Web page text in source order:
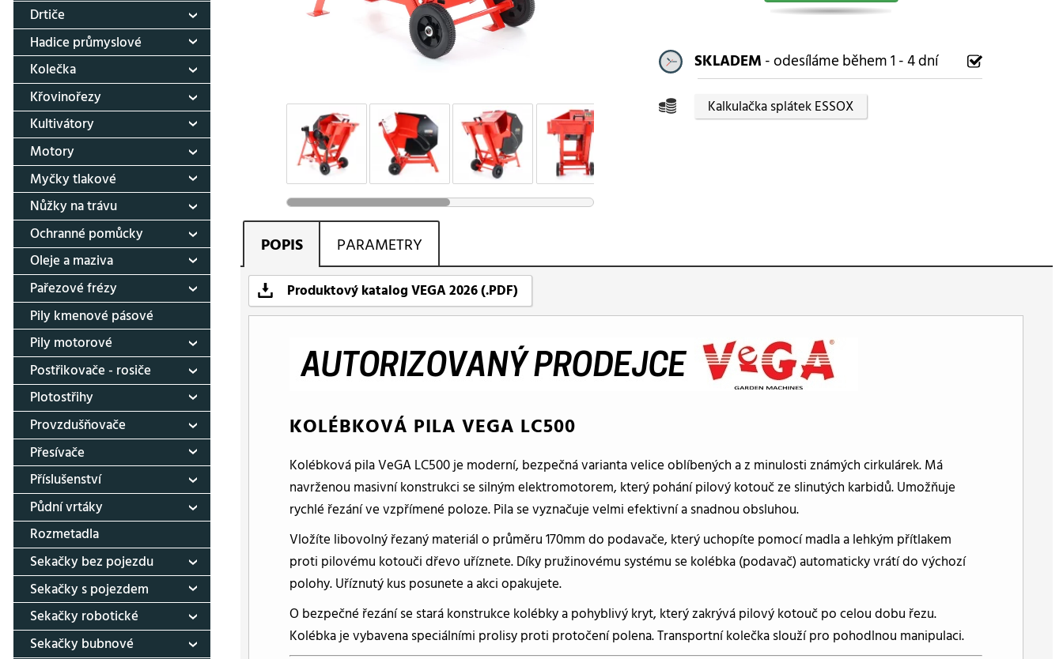
Drtiče
Hadice průmyslové
Kolečka
Křovinořezy
Kultivátory
Motory
Myčky tlakové
Nůžky na trávu
Ochranné pomůcky
Oleje a maziva
Pařezové frézy
Pily kmenové pásové
Pily motorové
Postřikovače - rosiče
Plotostřihy
Provzdušňovače
Přesívače
Příslušenství
Půdní vrtáky
Rozmetadla
Sekačky bez pojezdu
Sekačky s pojezdem
Sekačky robotické
Sekačky bubnové
SKLADEM - odesíláme během 1 - 4 dní
Kalkulačka splátek ESSOX
POPIS PARAMETRY
Produktový katalog VEGA 2026 (.PDF)
KOLÉBKOVÁ PILA VEGA LC500
Kolébková pila VeGA LC500 je moderní, bezpečná varianta velice oblíbených a z minulosti známých cirkulárek. Má
navrženou masivní konstrukci se silným elektromotorem, který pohání pilový kotouč ze slinutých karbidů. Umožňuje
rychlé řezání ve vzpřímené poloze. Pila se vyznačuje velmi efektivní a snadnou obsluhou.
Vložíte libovolný řezaný materiál o průměru 170mm do podavače, který uchopíte pomocí madla a lehkým přítlakem
proti pilovému kotouči dřevo uříznete. Díky pružinovému systému se kolébka (podavač) automaticky vrátí do výchozí
polohy. Uříznutý kus posunete a akci opakujete.
O bezpečné řezání se stará konstrukce kolébky a pohyblivý kryt, který zakrývá pilový kotouč po celou dobu řezu.
Kolébka je vybavena speciálními prolisy proti protočení polena. Transportní kolečka slouží pro pohodlnou manipulaci.